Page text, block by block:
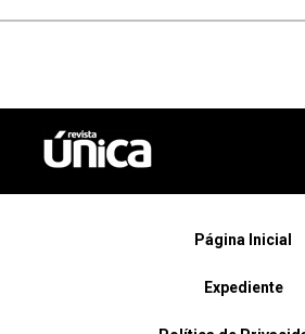
Página Inicial
Expediente